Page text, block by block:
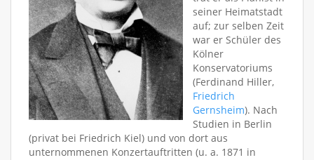
seiner Heimatstadt
auf; zur selben Zeit
war er Schüler des
Kölner
Konservatoriums
(Ferdinand Hiller,
Friedrich
Gernsheim). Nach
Studien in Berlin
(privat bei Friedrich Kiel) und von dort aus
unternommenen Konzertauftritten (u. a. 1871 in